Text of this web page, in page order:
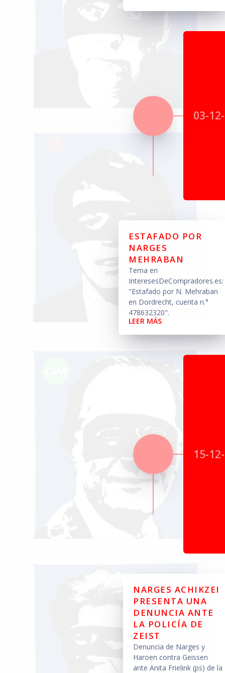
03-
ESTAFADO POR
NARGES
MEHRABAN
Tema en
InteresesDeCompradores.es:
"Estafado por N. Mehraban
en Dordrecht, cuenta n.°
478632320".
LEER MÁS
15-
NARGES ACHIKZEI
PRESENTA UNA
DENUNCIA ANTE
LA POLICÍA DE
ZEIST
Denuncia de Narges y
Haroen contra Geissen
ante Anita Frielink (ps) de la